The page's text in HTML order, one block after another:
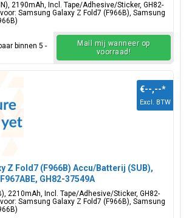
2190mAh, Incl. Tape/Adhesive/Sticker, GH82-
Samsung Galaxy Z Fold7 (F966B), Samsung
binnen 5 -
Mail mij wanneer op
voorraad!
Z Fold7 (F966B) Accu/Batterij (SUB),
GH82-37549A
2210mAh, Incl. Tape/Adhesive/Sticker, GH82-
Samsung Galaxy Z Fold7 (F966B), Samsung
€--,--*
Excl. BTW